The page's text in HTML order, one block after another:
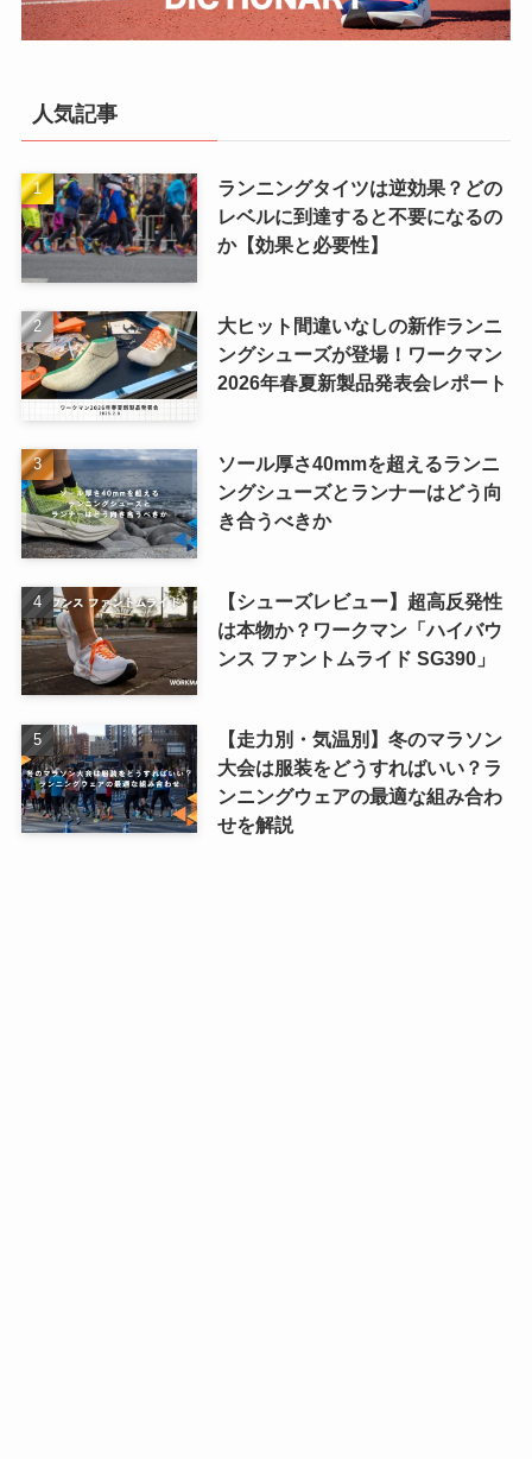
人気記事
ランニングタイツは逆効果？どの
レベルに到達すると不要になるの
か【効果と必要性】
大ヒット間違いなしの新作ランニ
ングシューズが登場！ワークマン
2026年春夏新製品発表会レポート
ソール厚さ40mmを超えるランニ
ングシューズとランナーはどう向
き合うべきか
【シューズレビュー】超高反発性
は本物か？ワークマン「ハイバウ
ンス ファントムライド SG390」
【走力別・気温別】冬のマラソン
大会は服装をどうすればいい？ラ
ンニングウェアの最適な組み合わ
せを解説